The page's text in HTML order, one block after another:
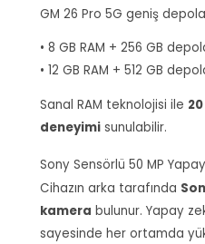
GM 26 Pro 5G geniş
• 8 GB RAM + 256 GB
• 12 GB RAM + 512 GB
Sanal RAM teknolojisi ile
deneyimi sunulabilir.
Sony Sensörlü 50 MP
Cihazın arka tarafında
kamera bulunur. Yapay
sayesinde her ortamda